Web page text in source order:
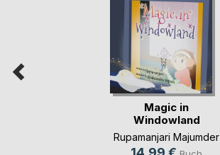
Magic in
Windowland
Rupamanjari Majumder